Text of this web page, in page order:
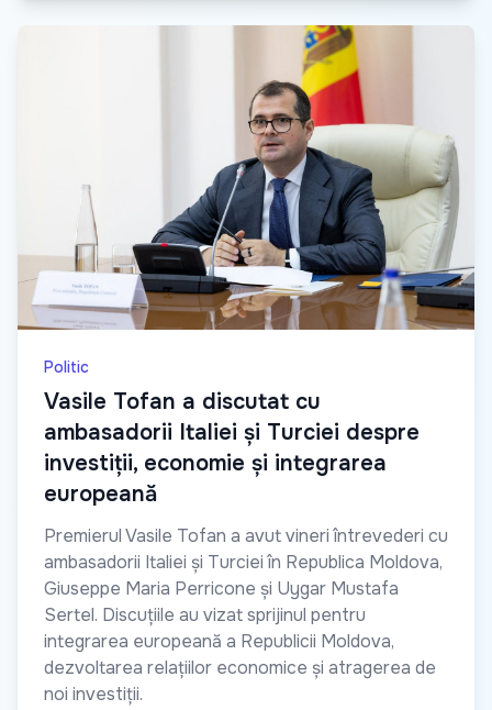
Politic
Vasile Tofan a discutat cu
ambasadorii Italiei și Turciei despre
investiții, economie și integrarea
europeană
Premierul Vasile Tofan a avut vineri întrevederi cu
ambasadorii Italiei și Turciei în Republica Moldova,
Giuseppe Maria Perricone și Uygar Mustafa
Sertel. Discuțiile au vizat sprijinul pentru
integrarea europeană a Republicii Moldova,
dezvoltarea relațiilor economice și atragerea de
noi investiții.